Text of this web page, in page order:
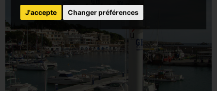
J'accepte Changer préférences